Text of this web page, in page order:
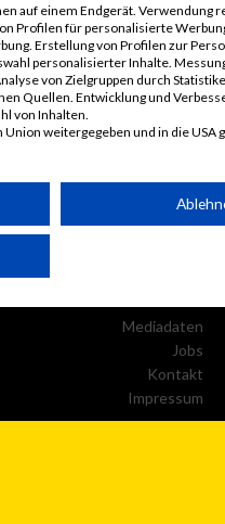
Mediadaten
Jobs
Kontakt
Impressum
auf einem Endgerät. Verwendung
Profilen für personalisierte
Erstellung von Profilen zur
personalisierter Inhalte.
von Zielgruppen durch
Quellen. Entwicklung und
von Inhalten.
weitergegeben und in die USA
Auswahl von